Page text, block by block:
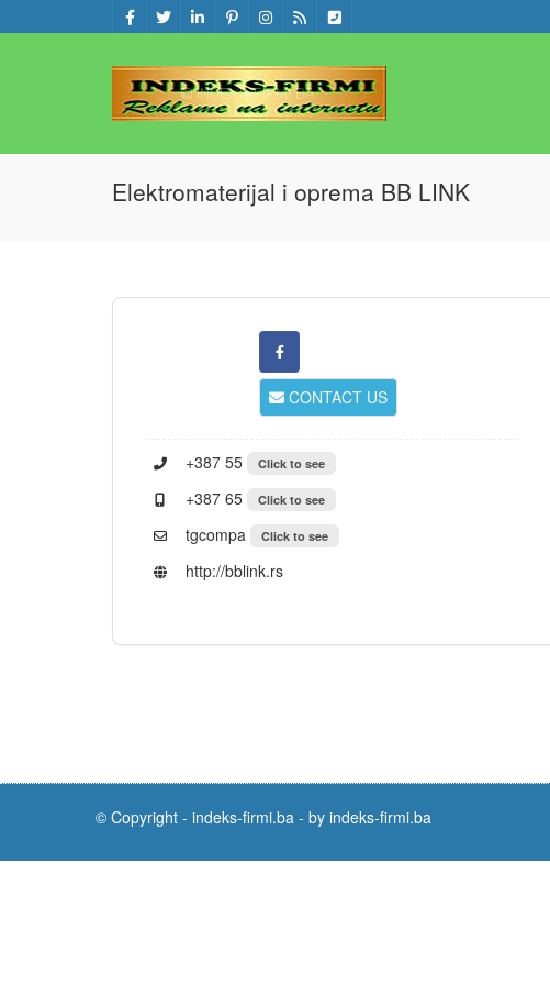
Elektromaterijal i oprema BB LINK
CONTACT US
+387 55 Click to see
+387 65 Click to see
tgcompa Click to see
http://bblink.rs
© Copyright - indeks-firmi.ba - by indeks-firmi.ba